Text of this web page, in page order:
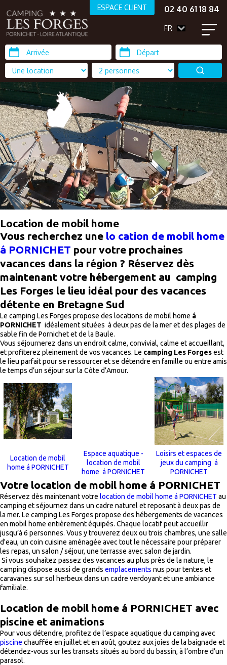
ESPACE CLIENT 02 40 61 18 84
FR
Location de mobil home
Vous recherchez une lo cation de mobil home
á PORNICHET pour votre prochaines
vacances dans la région ? Réservez dès
maintenant votre hébergement au camping
Les Forges le lieu idéal pour des vacances
détente en Bretagne Sud
Le camping Les Forges propose des locations de mobil home á
PORNICHET idéalement situées à deux pas de la mer et des plages de
sable fin de Pornichet et de la Baule.
Vous séjournerez dans un endroit calme, convivial, calme et accueillant,
et profiterez pleinement de vos vacances. Le camping Les Forgesest
le lieu parfait pour se ressourcer et se détendre en famille ou entre amis
le temps d’un séjour sur la Côte d’Amour.
Location de mobil
home á PORNICHET
Espace aquatique -
location de mobil
home á PORNICHET
Loisirs et espaces de
jeux du camping á
PORNICHET
Votre location de mobil home á PORNICHET
Réservez dès maintenant votre location de mobil home á PORNICHET au
camping et séjournez dans un cadre naturel et reposant à deux pas de
la mer. Le camping Les Forges propose des hébergements de vacances
en mobil home entièrement équipés. Chaque locatif peut accueillir
jusqu’à 6 personnes. Vous y trouverez deux ou trois chambres, une salle
d'eau, un coin cuisine aménagée avec tout le nécessaire pour préparer
les repas, un salon / séjour, une terrasse avec salon de jardin.
Si vous souhaitez passez des vacances au plus près de la nature, le
camping dispose aussi de grands emplacements nus pour tentes et
caravanes sur sol herbeux dans un cadre verdoyant et une ambiance
familiale.
Location de mobil home á PORNICHET avec
piscine et animations
Pour vous détendre, profitez de l’espace aquatique du camping avec
piscine chauffée en juillet et en août, goutez aux joies de la baignade et
détendez-vous sur les transats situés au bord du bassin, à l’ombre d’un
parasol.